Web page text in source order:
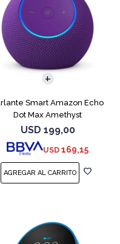
Smart Amazon Echo
Dot Max Amethyst
USD 199,00
USD 169,15